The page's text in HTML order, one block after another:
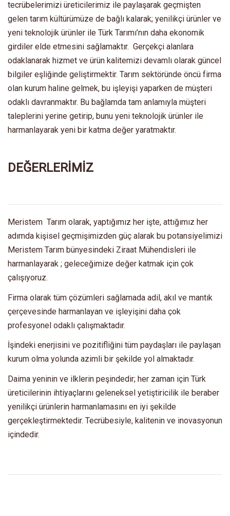
tecrübelerimizi üreticilerimiz ile paylaşarak geçmişten
gelen tarım kültürümüze de bağlı kalarak; yenilikçi ürünler ve
yeni teknolojik ürünler ile Türk Tarımı’nın daha ekonomik
girdiler elde etmesini sağlamaktır. Gerçekçi alanlara
odaklanarak hizmet ve ürün kalitemizi devamlı olarak güncel
bilgiler eşliğinde geliştirmektir. Tarım sektöründe öncü firma
olan kurum haline gelmek, bu işleyişi yaparken de müşteri
odaklı davranmaktır. Bu bağlamda tam anlamıyla müşteri
taleplerini yerine getirip, bunu yeni teknolojik ürünler ile
harmanlayarak yeni bir katma değer yaratmaktır.
DEĞERLERİMİZ
Meristem Tarım olarak, yaptığımız her işte, attığımız her
adımda kişisel geçmişimizden güç alarak bu potansiyelimizi
Meristem Tarım bünyesindeki Ziraat Mühendisleri ile
harmanlayarak ; geleceğimize değer katmak için çok
çalışıyoruz.
Firma olarak tüm çözümleri sağlamada adil, akıl ve mantık
çerçevesinde harmanlayan ve işleyişini daha çok
profesyonel odaklı çalışmaktadır.
İşindeki enerjisini ve pozitifliğini tüm paydaşları ile paylaşan
kurum olma yolunda azimli bir şekilde yol almaktadır.
Daima yeninin ve ilklerin peşindedir; her zaman için Türk
üreticilerinin ihtiyaçlarını geleneksel yetiştiricilik ile beraber
yenilikçi ürünlerin harmanlamasını en iyi şekilde
gerçekleştirmektedir. Tecrübesiyle, kalitenin ve inovasyonun
içindedir.